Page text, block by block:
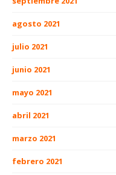
agosto 2021
julio 2021
junio 2021
mayo 2021
abril 2021
marzo 2021
febrero 2021